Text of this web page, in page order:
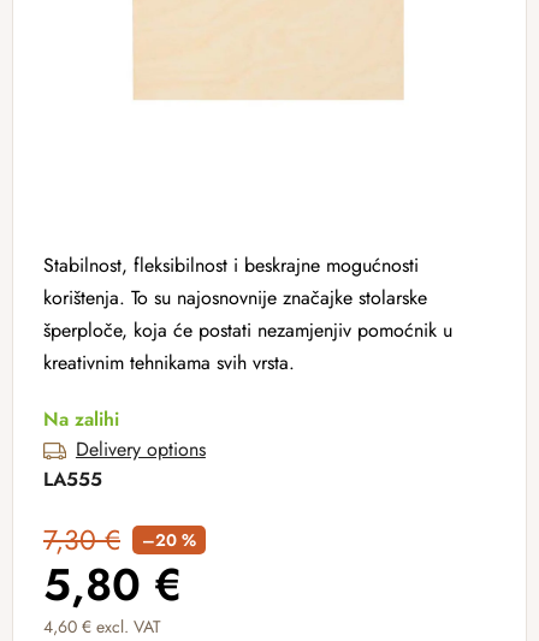
Stabilnost, fleksibilnost i beskrajne mogućnosti
korištenja. To su najosnovnije značajke stolarske
šperploče, koja će postati nezamjenjiv pomoćnik u
kreativnim tehnikama svih vrsta.
Na zalihi
Delivery options
LA555
7,30 € –20 %
5,80 €
4,60 € excl. VAT